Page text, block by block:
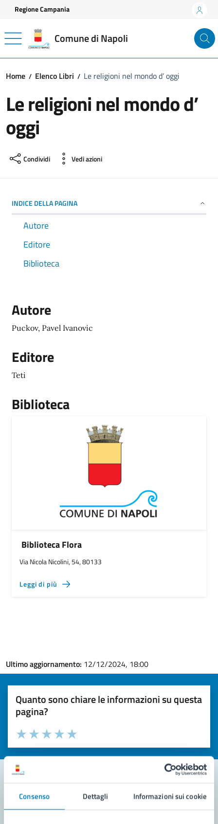
Consenso Dettagli Informazioni sui cookie
Vai ai contenuti
Vai al footer
Regione Campania
Comune di Napoli
Home Elenco Libri Le religioni nel mondo d’ oggi
Le religioni nel mondo d’
oggi
Condividi Vedi azioni
INDICE DELLA PAGINA
Autore
Editore
Biblioteca
Autore
Puckov, Pavel Ivanovic
Editore
Teti
Biblioteca
Biblioteca Flora
Via Nicola Nicolini, 54, 80133
Leggi di più
Ultimo aggiornamento: 12/12/2024, 18:00
Quanto sono chiare le informazioni su questa
pagina?
Valuta la chiarezza delle informazioni (da 1 a 5 stelle)
Seleziona il numero di stelle per valutare la chiarezza delle
Valuta 5 stelle su 5
Valuta 4 stelle su 5
Valuta 3 stelle su 5
Valuta 2 stelle su 5
Valuta 1 stelle su 5
Contatta il comune